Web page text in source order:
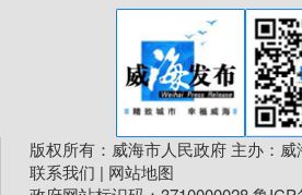
版权所有：威海市人民政府 主办：
联系我们 | 网站地图